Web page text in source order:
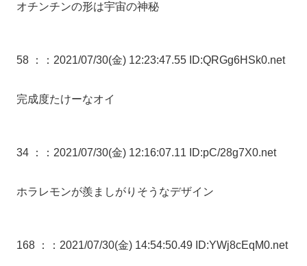
オチンチンの形は宇宙の神秘
58 ： ：2021/07/30(金) 12:23:47.55 ID:QRGg6HSk0.net
完成度たけーなオイ
34 ： ：2021/07/30(金) 12:16:07.11 ID:pC/28g7X0.net
ホラレモンが羨ましがりそうなデザイン
168 ： ：2021/07/30(金) 14:54:50.49 ID:YWj8cEqM0.net